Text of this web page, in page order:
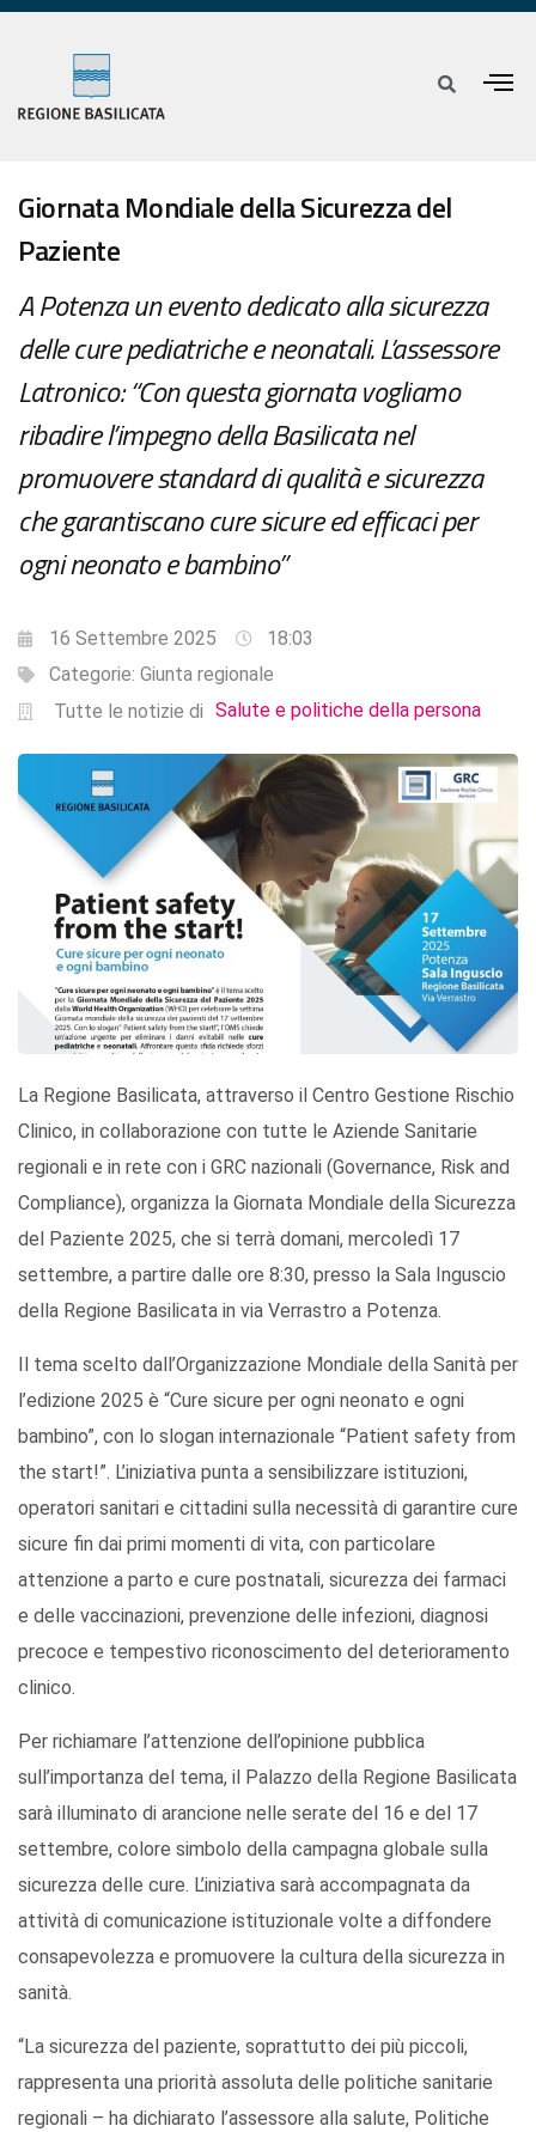
Giornata Mondiale della Sicurezza del
Paziente
A Potenza un evento dedicato alla sicurezza
delle cure pediatriche e neonatali. L’assessore
Latronico: “Con questa giornata vogliamo
ribadire l’impegno della Basilicata nel
promuovere standard di qualità e sicurezza
che garantiscano cure sicure ed efficaci per
ogni neonato e bambino”
16 Settembre 2025
18:03
Categorie: Giunta regionale
Tutte le notizie di Salute e politiche della persona
La Regione Basilicata, attraverso il Centro Gestione Rischio
Clinico, in collaborazione con tutte le Aziende Sanitarie
regionali e in rete con i GRC nazionali (Governance, Risk and
Compliance), organizza la Giornata Mondiale della Sicurezza
del Paziente 2025, che si terrà domani, mercoledì 17
settembre, a partire dalle ore 8:30, presso la Sala Inguscio
della Regione Basilicata in via Verrastro a Potenza.
Il tema scelto dall’Organizzazione Mondiale della Sanità per
l’edizione 2025 è “Cure sicure per ogni neonato e ogni
bambino”, con lo slogan internazionale “Patient safety from
the start!”. L’iniziativa punta a sensibilizzare istituzioni,
operatori sanitari e cittadini sulla necessità di garantire cure
sicure fin dai primi momenti di vita, con particolare
attenzione a parto e cure postnatali, sicurezza dei farmaci
e delle vaccinazioni, prevenzione delle infezioni, diagnosi
precoce e tempestivo riconoscimento del deterioramento
clinico.
Per richiamare l’attenzione dell’opinione pubblica
sull’importanza del tema, il Palazzo della Regione Basilicata
sarà illuminato di arancione nelle serate del 16 e del 17
settembre, colore simbolo della campagna globale sulla
sicurezza delle cure. L’iniziativa sarà accompagnata da
attività di comunicazione istituzionale volte a diffondere
consapevolezza e promuovere la cultura della sicurezza in
sanità.
“La sicurezza del paziente, soprattutto dei più piccoli,
rappresenta una priorità assoluta delle politiche sanitarie
regionali – ha dichiarato l’assessore alla salute, Politiche